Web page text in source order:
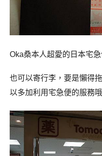
Oka桑本人超愛的日本宅急
也可以寄行李，要是懶得
以多加利用宅急便的服務